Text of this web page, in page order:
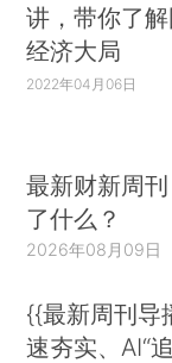
讲，带你了
经济大局
2022年04月06日
最新财新周
了什么？
2026年08月09日
{{最新周刊导
速夯实、AI“